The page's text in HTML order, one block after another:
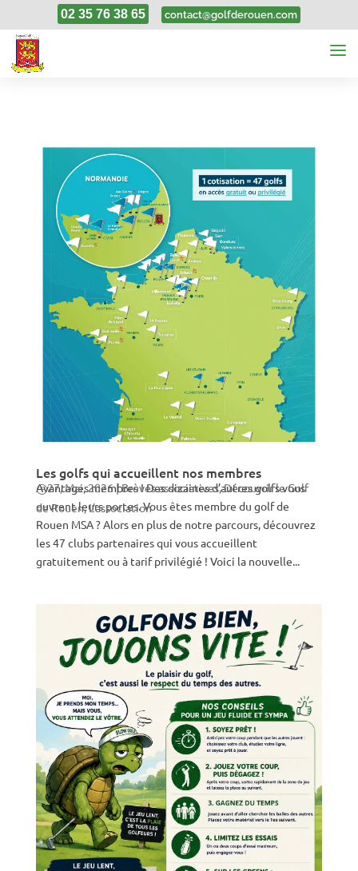
02 35 76 38 65 contact@golfderouen.com
Les golfs qui accueillent nos membres
27, Mai, 2026|Brèves associatives,Découvrir le Golf
de Rouen,L'association
Avantages membres ! Des dizaines d’autres golfs vous
ouvrent leurs portes. Vous êtes membre du golf de
Rouen MSA ? Alors en plus de notre parcours, découvrez
les 47 clubs partenaires qui vous accueillent
gratuitement ou à tarif privilégié ! Voici la nouvelle...